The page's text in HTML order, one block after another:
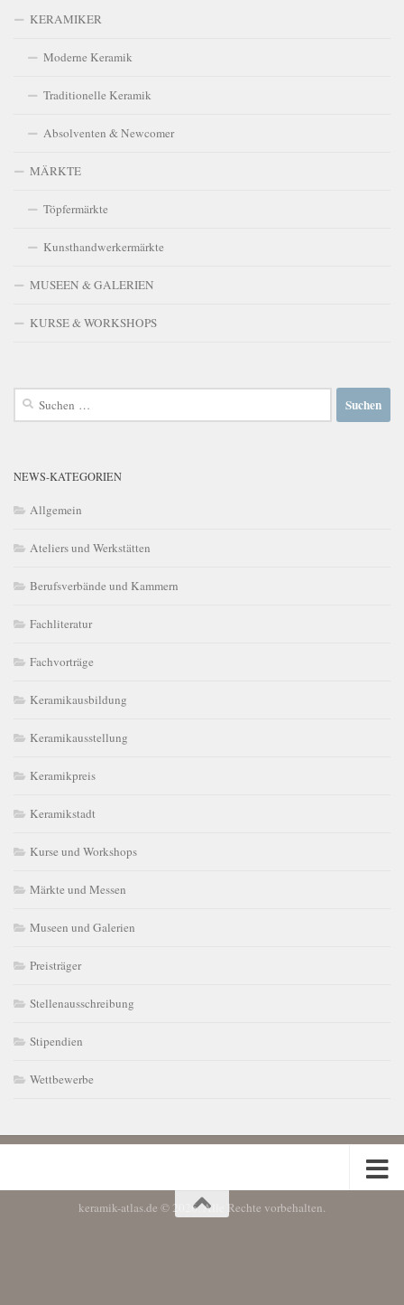
KERAMIKER
Moderne Keramik
Traditionelle Keramik
Absolventen & Newcomer
MÄRKTE
Töpfermärkte
Kunsthandwerkermärkte
MUSEEN & GALERIEN
KURSE & WORKSHOPS
Suchen
NEWS-KATEGORIEN
Allgemein
Ateliers und Werkstätten
Berufsverbände und Kammern
Fachliteratur
Fachvorträge
Keramikausbildung
Keramikausstellung
Keramikpreis
Keramikstadt
Kurse und Workshops
Märkte und Messen
Museen und Galerien
Preisträger
Stellenausschreibung
Stipendien
Wettbewerbe
keramik-atlas.de © 2026. Alle Rechte vorbehalten.